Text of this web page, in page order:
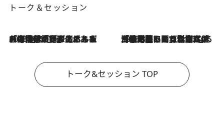
トーク＆セッション
2026.8.3
「今後値上げがあるとすれば…」「リスクがあるのは今年の冬」エネルギー専門家が語る、ホルムズ海峡封鎖が家庭にもたらす“ある心配” 2026.8.3
「住宅建てられない…」「サーチャージ料の高値が続いている」ホルムズ海峡封鎖による影響はいつまで続く？《エネルギー専門家に聞く“どうなる日本の暮らし”》
トーク&セッション TOP